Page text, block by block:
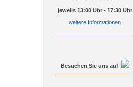
jeweils 13:00 Uhr - 17:30 Uhr
weitere Informationen
Besuchen Sie uns auf